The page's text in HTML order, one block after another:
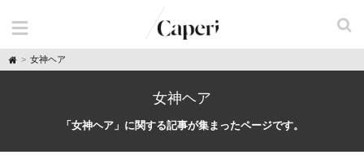
H
o
女神ヘア
女神ヘア
「女神ヘア」に関する記事が集まったページです。